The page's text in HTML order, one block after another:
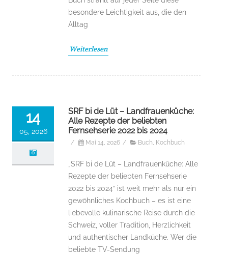
besondere Leichtigkeit aus, die den
Alltag
Weiterlesen
14
05, 2026
SRF bi de Lüt – Landfrauenküche:
Alle Rezepte der beliebten
Fernsehserie 2022 bis 2024
/ Mai 14, 2026 / Buch, Kochbuch
„SRF bi de Lüt – Landfrauenküche: Alle
Rezepte der beliebten Fernsehserie
2022 bis 2024“ ist weit mehr als nur ein
gewöhnliches Kochbuch – es ist eine
liebevolle kulinarische Reise durch die
Schweiz, voller Tradition, Herzlichkeit
und authentischer Landküche. Wer die
beliebte TV-Sendung